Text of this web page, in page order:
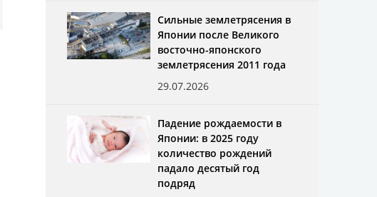
Сильные землетрясения в
Японии после Великого
восточно-японского
землетрясения 2011 года
29.07.2026
Падение рождаемости в
Японии: в 2025 году
количество рождений
падало десятый год
подряд